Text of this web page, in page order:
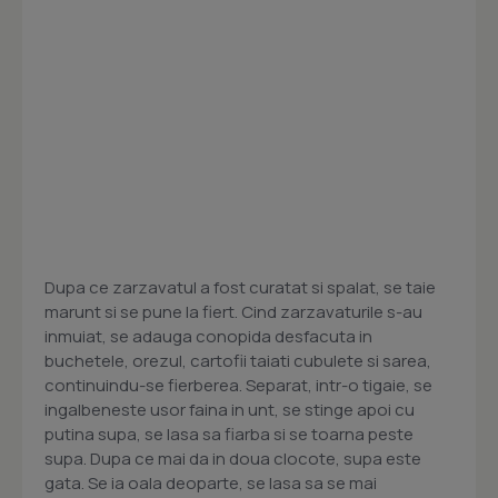
Dupa ce zarzavatul a fost curatat si spalat, se taie
marunt si se pune la fiert. Cind zarzavaturile s-au
inmuiat, se adauga conopida desfacuta in
buchetele, orezul, cartofii taiati cubulete si sarea,
continuindu-se fierberea. Separat, intr-o tigaie, se
ingalbeneste usor faina in unt, se stinge apoi cu
putina supa, se lasa sa fiarba si se toarna peste
supa. Dupa ce mai da in doua clocote, supa este
gata. Se ia oala deoparte, se lasa sa se mai